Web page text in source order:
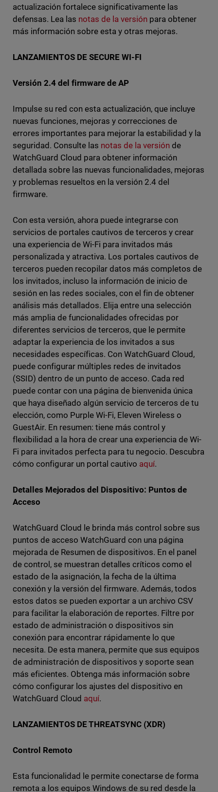
actualización fortalece significativamente las
defensas. Lea las notas de la versión para obtener
más información sobre esta y otras mejoras.
LANZAMIENTOS DE SECURE WI-FI
Versión 2.4 del firmware de AP
Impulse su red con esta actualización, que incluye
nuevas funciones, mejoras y correcciones de
errores importantes para mejorar la estabilidad y la
seguridad. Consulte las notas de la versión de
WatchGuard Cloud para obtener información
detallada sobre las nuevas funcionalidades, mejoras
y problemas resueltos en la versión 2.4 del
firmware.
Con esta versión, ahora puede integrarse con
servicios de portales cautivos de terceros y crear
una experiencia de Wi-Fi para invitados más
personalizada y atractiva. Los portales cautivos de
terceros pueden recopilar datos más completos de
los invitados, incluso la información de inicio de
sesión en las redes sociales, con el fin de obtener
análisis más detallados. Elija entre una selección
más amplia de funcionalidades ofrecidas por
diferentes servicios de terceros, que le permite
adaptar la experiencia de los invitados a sus
necesidades específicas. Con WatchGuard Cloud,
puede configurar múltiples redes de invitados
(SSID) dentro de un punto de acceso. Cada red
puede contar con una página de bienvenida única
que haya diseñado algún servicio de terceros de tu
elección, como Purple Wi-Fi, Eleven Wireless o
GuestAir. En resumen: tiene más control y
flexibilidad a la hora de crear una experiencia de Wi-
Fi para invitados perfecta para tu negocio. Descubra
cómo configurar un portal cautivo aquí.
Detalles Mejorados del Dispositivo: Puntos de
Acceso
WatchGuard Cloud le brinda más control sobre sus
puntos de acceso WatchGuard con una página
mejorada de Resumen de dispositivos. En el panel
de control, se muestran detalles críticos como el
estado de la asignación, la fecha de la última
conexión y la versión del firmware. Además, todos
estos datos se pueden exportar a un archivo CSV
para facilitar la elaboración de reportes. Filtre por
estado de administración o dispositivos sin
conexión para encontrar rápidamente lo que
necesita. De esta manera, permite que sus equipos
de administración de dispositivos y soporte sean
más eficientes. Obtenga más información sobre
cómo configurar los ajustes del dispositivo en
WatchGuard Cloud aquí.
LANZAMIENTOS DE THREATSYNC (XDR)
Control Remoto
Esta funcionalidad le permite conectarse de forma
remota a los equipos Windows de su red desde la